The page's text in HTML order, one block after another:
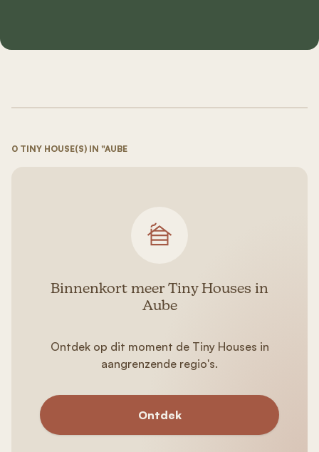
0 TINY HOUSE(S) IN "AUBE
Binnenkort meer Tiny Houses in
Aube
Ontdek op dit moment de Tiny Houses in
aangrenzende regio's.
Ontdek